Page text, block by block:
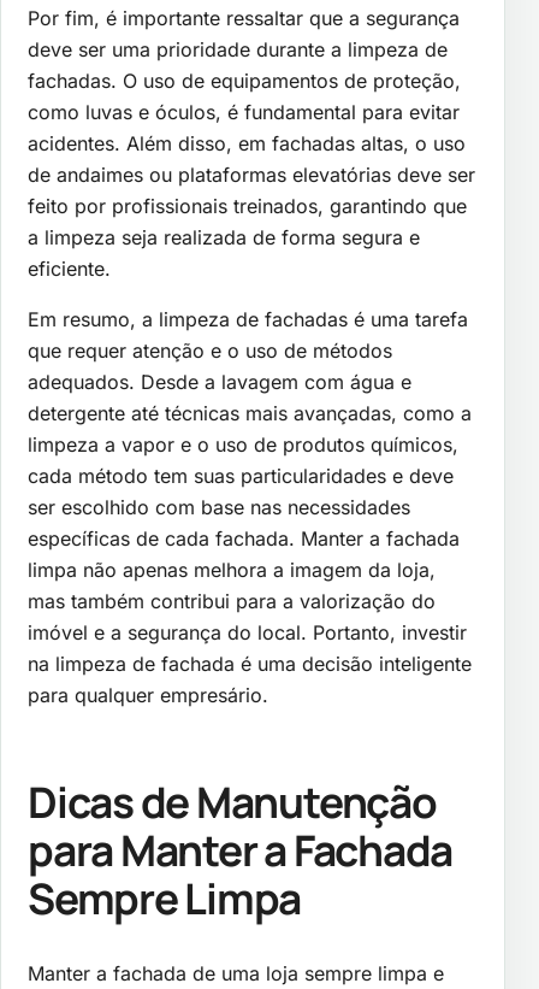
Por fim, é importante ressaltar que a segurança
deve ser uma prioridade durante a limpeza de
fachadas. O uso de equipamentos de proteção,
como luvas e óculos, é fundamental para evitar
acidentes. Além disso, em fachadas altas, o uso
de andaimes ou plataformas elevatórias deve ser
feito por profissionais treinados, garantindo que
a limpeza seja realizada de forma segura e
eficiente.
Em resumo, a limpeza de fachadas é uma tarefa
que requer atenção e o uso de métodos
adequados. Desde a lavagem com água e
detergente até técnicas mais avançadas, como a
limpeza a vapor e o uso de produtos químicos,
cada método tem suas particularidades e deve
ser escolhido com base nas necessidades
específicas de cada fachada. Manter a fachada
limpa não apenas melhora a imagem da loja,
mas também contribui para a valorização do
imóvel e a segurança do local. Portanto, investir
na limpeza de fachada é uma decisão inteligente
para qualquer empresário.
Dicas de Manutenção
para Manter a Fachada
Sempre Limpa
Manter a fachada de uma loja sempre limpa e